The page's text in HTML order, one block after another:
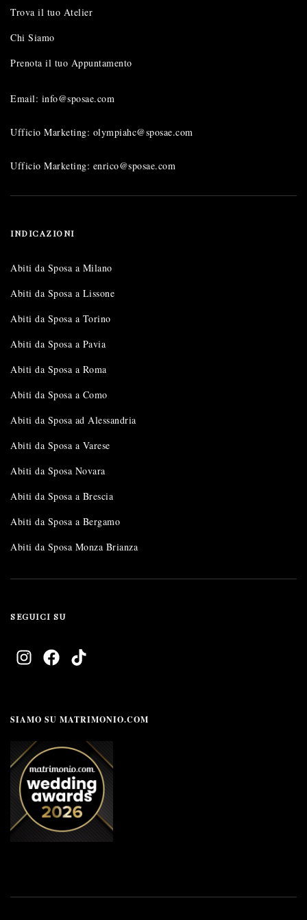
Trova il tuo Atelier
Chi Siamo
Prenota il tuo Appuntamento
Email: info@sposae.com
Ufficio Marketing: olympiahc@sposae.com
Ufficio Marketing: enrico@sposae.com
INDICAZIONI
Abiti da Sposa a Milano
Abiti da Sposa a Lissone
Abiti da Sposa a Torino
Abiti da Sposa a Pavia
Abiti da Sposa a Roma
Abiti da Sposa a Como
Abiti da Sposa ad Alessandria
Abiti da Sposa a Varese
Abiti da Sposa Novara
Abiti da Sposa a Brescia
Abiti da Sposa a Bergamo
Abiti da Sposa Monza Brianza
SEGUICI SU
SIAMO SU MATRIMONIO.COM